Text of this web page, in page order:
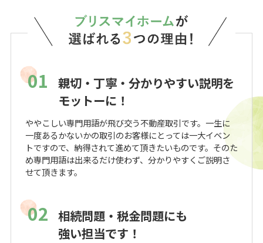
01
親切・丁寧・分かりやすい説明を
モットーに！
ややこしい専門用語が飛び交う不動産取引です。一生に
一度あるかないかの取引のお客様にとっては一大イベン
トですので、納得されて進めて頂きたいものです。そのた
め専門用語は出来るだけ使わず、分かりやすくご説明さ
せて頂きます。
02 相続問題・税金問題にも
強い担当です！